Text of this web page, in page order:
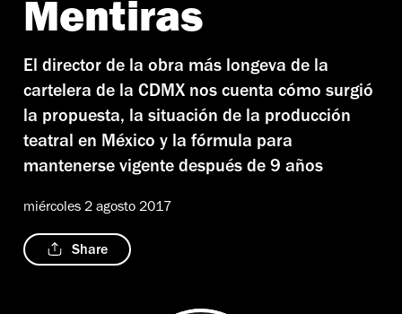
Mentiras
El director de la obra más longeva de la
cartelera de la CDMX nos cuenta cómo surgió
la propuesta, la situación de la producción
teatral en México y la fórmula para
mantenerse vigente después de 9 años
miércoles 2 agosto 2017
Share